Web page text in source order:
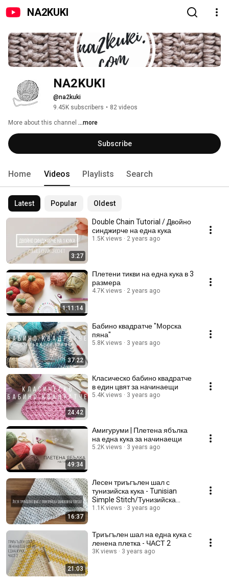
NA2KUKI
NA2KUKI
@na2kuki
9.45K subscribers • 82 videos
More about this channel ...more
Subscribe
Home Videos Playlists Search
Latest Popular Oldest
3:27
Double Chain Tutorial / Двойно
синджирче на една кука
1.5K views 2 years ago
1:11:14
Плетени тикви на една кука в 3
размера
4.7K views 2 years ago
37:22
Бабино квадратче "Морска
пяна"
5.8K views 3 years ago
24:42
Класическо бабино квадратче
в един цвят за начинаещи
5.4K views 3 years ago
49:34
Амигуруми | Плетена ябълка
на една кука за начинаещи
5.2K views 3 years ago
16:37
Лесен триъгълен шал с
тунизийска кука - Tunisian
Simple Stitch/Тунизийска
обикновена бримка
1.1K views 3 years ago
21:03
Триъгълен шал на една кука с
ленена плетка - ЧАСТ 2
3K views 3 years ago